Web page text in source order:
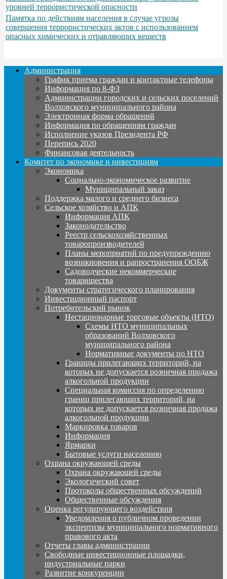
уровней террористической опасности
Памятка по действиям населения в случае угрозы
совершения террористических актов с использованием
опасных химических и отравляющих веществ
Администрация
График приема граждан и контактные телефоны
Информация по 8-ФЗ
Администрации городских и сельских поселений
Волховского муниципального района
Электронная форма обращений
Информация по обращениям граждан
Исполнение указов Президента РФ
Перепись 2020
Финансовая деятельность
Комитет по экономике и инвестициям
Экономика
Социально-экономическое развитие
Муниципальный заказ
Поддержка малого и среднего бизнеса
Сельское хозяйство и АПК
Информация АПК
Законодательство
Реестр сельскохозяйственных
товаропроизводителей
Планы мероприятий по предупреждению
возникновения и рапространения ООБЖ
Садоводческие некоммерческие
товарищества
Документы стратегического планирования
Инвестиционный паспорт
Потребительский рынок
Нестационарные торговые объекты (НТО)
Схемы НТО муниципальных
образований Волховского
муниципального района
Нормативные документы по НТО
Границы прилегающих территорий, на
которых не допускается розничная продажа
алкогольной продукции
Специальная комиссия по определению
границ прилегающих территорий, на
которых не допускается розничная продажа
алкогольной продукции
Маркировка товаров
Информация
Ярмарки
Бытовые услуги населению
Охрана окружающей среды
Охрана окружающей среды
Экологический совет
Протоколы общественных обсуждений
Общественные обсуждения
Оценка регулирующего воздействия
Уведомления о публичном проведении
экспертизы муниципального нормативного
правового акта
Отчеты главы администрации
Свободные инвестиционные площадки,
индустриальные парки
Развитие конкуренции